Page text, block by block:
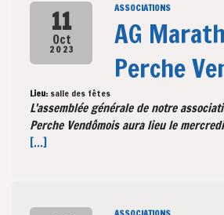
11
Oct
2023
ASSOCIATIONS
AG
Perche
Lieu: salle des fêtes
L'assemblée générale de notre
Perche Vendômois aura lieu le
[...]